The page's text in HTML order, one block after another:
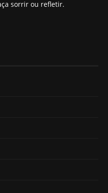
sorrir ou refletir.